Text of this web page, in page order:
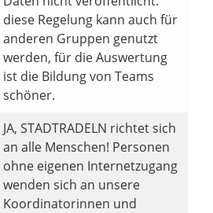
diese Regelung kann auch für
anderen Gruppen genutzt
werden, für die Auswertung
ist die Bildung von Teams
schöner.
JA, STADTRADELN richtet sich
an alle Menschen! Personen
ohne eigenen Internetzugang
wenden sich an unsere
Koordinatorinnen und